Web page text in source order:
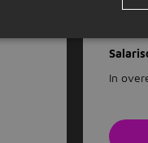
Onze
In